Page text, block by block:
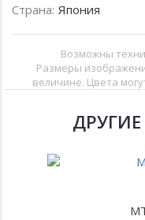
Страна: Япония
Возможны
Размеры
величине. Цвета